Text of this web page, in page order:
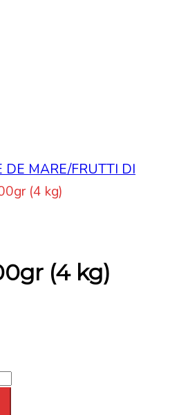
DE MARE/FRUTTI DI
(4 kg)
(4 kg)